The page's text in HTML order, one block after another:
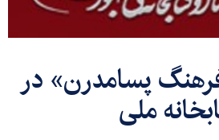
پسامدرن» در
ملی